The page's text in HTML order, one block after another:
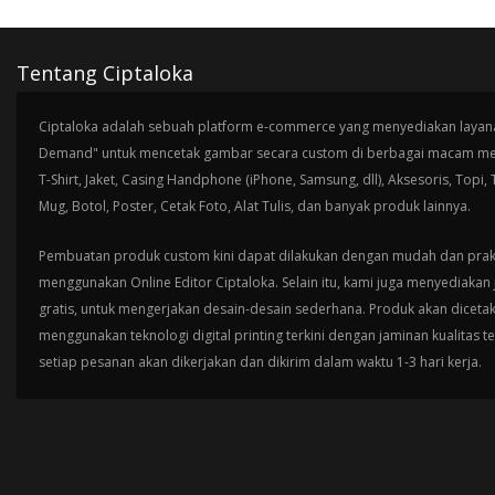
Tentang Ciptaloka
Ciptaloka adalah sebuah platform e-commerce yang menyediakan
Demand" untuk mencetak gambar secara custom di berbagai macam
T-Shirt, Jaket, Casing Handphone (iPhone, Samsung, dll), Aksesoris, Topi,
Mug, Botol, Poster, Cetak Foto, Alat Tulis, dan banyak produk lainnya.
Pembuatan produk custom kini dapat dilakukan dengan mudah dan
menggunakan Online Editor Ciptaloka. Selain itu, kami juga
gratis, untuk mengerjakan desain-desain sederhana. Produk akan dicetak
menggunakan teknologi digital printing terkini dengan jaminan kualitas
setiap pesanan akan dikerjakan dan dikirim dalam waktu 1-3 hari kerja.